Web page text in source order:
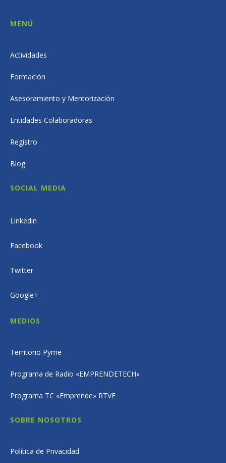
MENÚ
Actividades
Formación
Asesoramiento y Mentorización
Entidades Colaboradoras
Registro
Blog
SOCIAL MEDIA
Linkedin
Facebook
Twitter
Google+
MEDIOS
Territorio Pyme
Programa de Radio «EMPRENDETECH»
Programa TC «Emprende» RTVE
SOBRE NOSOTROS
Política de Privacidad